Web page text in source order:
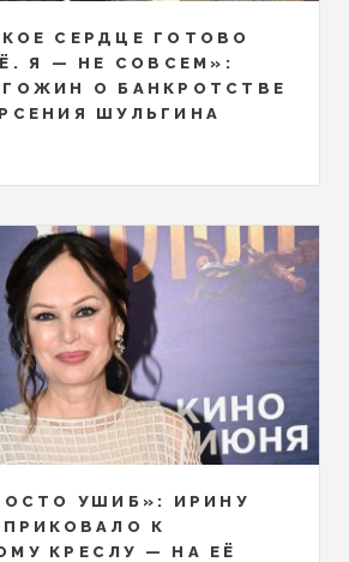
СЕРДЦЕ ГОТОВО
Я — НЕ СОВСЕМ»:
О БАНКРОТСТВЕ
ШУЛЬГИНА
УШИБ»: ИРИНУ
ПРИКОВАЛО К
КРЕСЛУ — НА ЕЁ